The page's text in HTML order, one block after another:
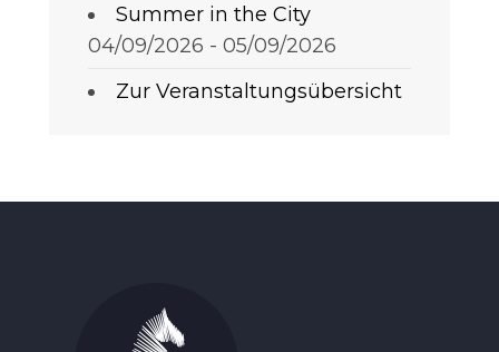
Summer in the City
04/09/2026 - 05/09/2026
Zur Veranstaltungsübersicht